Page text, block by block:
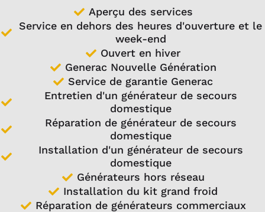
Aperçu des services
Service en dehors des heures d'ouverture et le
week-end
Ouvert en hiver
Generac Nouvelle Génération
Service de garantie Generac
Entretien d'un générateur de secours
domestique
Réparation de générateur de secours
domestique
Installation d'un générateur de secours
domestique
Générateurs hors réseau
Installation du kit grand froid
Réparation de générateurs commerciaux